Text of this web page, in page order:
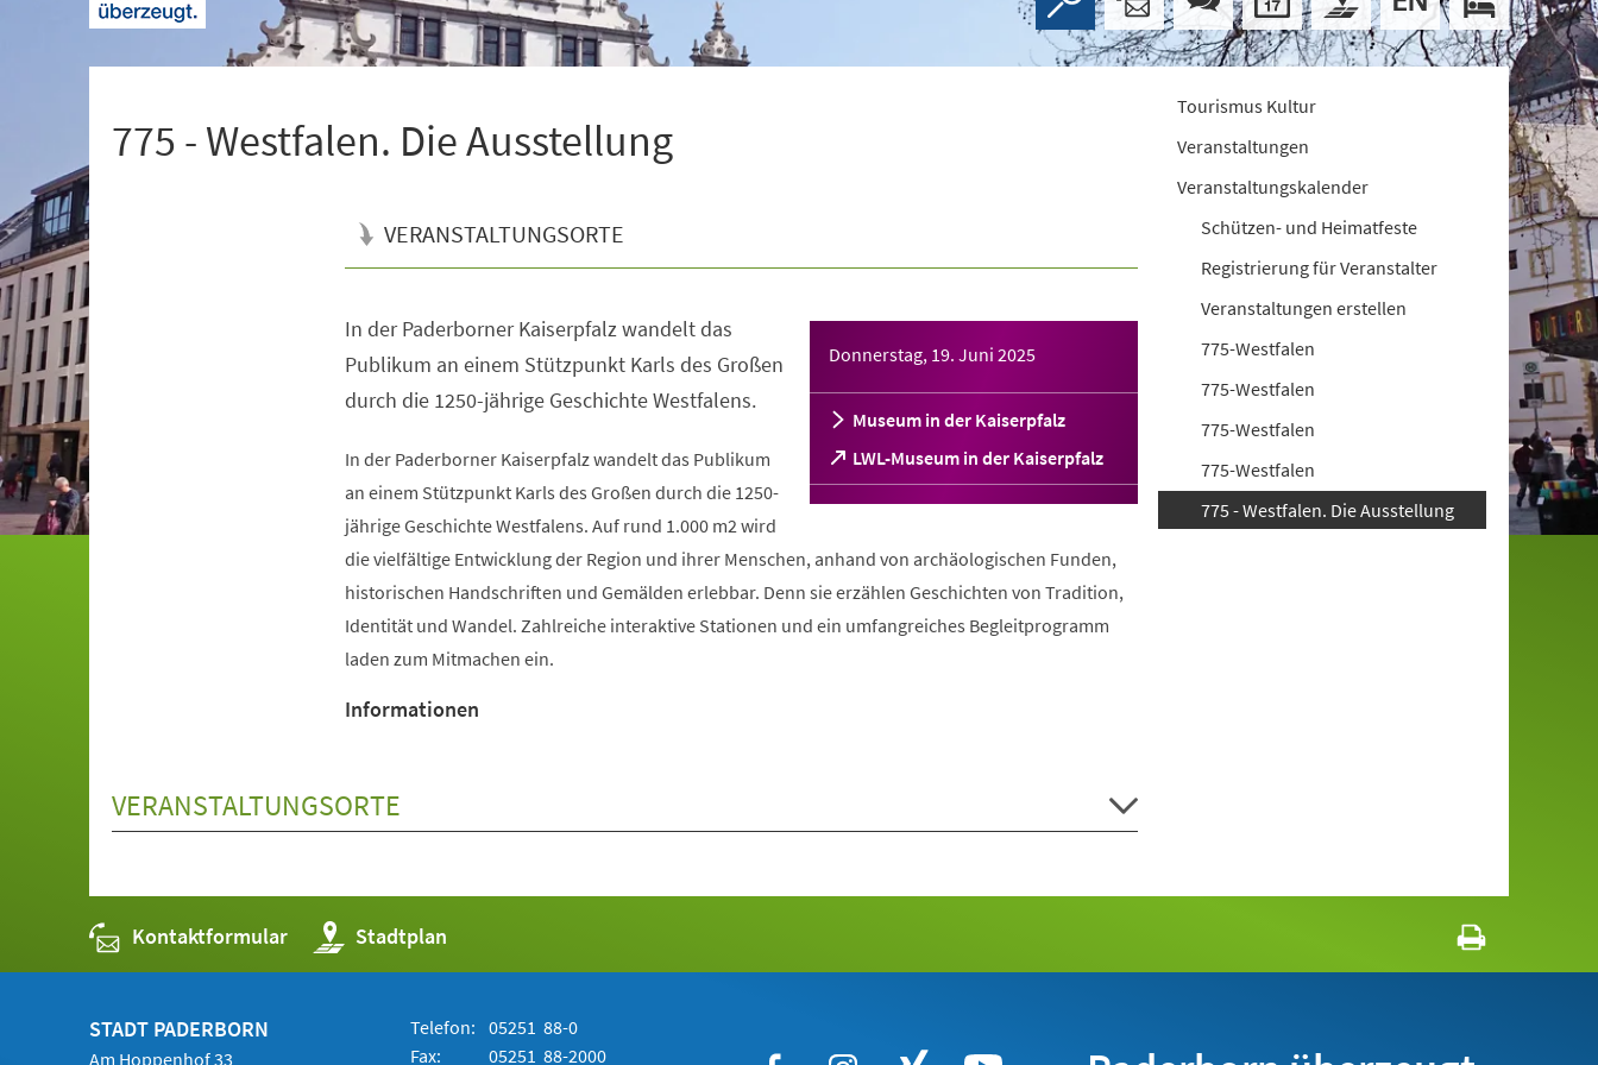
775 - Westfalen. Die Ausstellung
VERANSTALTUNGSORTE
Donnerstag, 19. Juni 2025
Museum in der Kaiserpfalz
LWL-Museum in der Kaiserpfalz
(Öffnet
in
einem
Tab)
In der Paderborner Kaiserpfalz wandelt das
Publikum an einem Stützpunkt Karls des Großen
durch die 1250-jährige Geschichte Westfalens.
In der Paderborner Kaiserpfalz wandelt das Publikum
an einem Stützpunkt Karls des Großen durch die 1250-
jährige Geschichte Westfalens. Auf rund 1.000 m2 wird
die vielfältige Entwicklung der Region und ihrer Menschen, anhand von archäologischen Funden,
historischen Handschriften und Gemälden erlebbar. Denn sie erzählen Geschichten von Tradition,
Identität und Wandel. Zahlreiche interaktive Stationen und ein umfangreiches Begleitprogramm
laden zum Mitmachen ein.
Informationen
VERANSTALTUNGSORTE
Tourismus Kultur
Veranstaltungen
Veranstaltungskalender
Schützen- und Heimatfeste
Registrierung für Veranstalter
Veranstaltungen erstellen
775-Westfalen
775-Westfalen
775-Westfalen
775-Westfalen
775 - Westfalen. Die Ausstellung
Kontaktformular Stadtplan
(Öffnet
in
einem
STADT PADERBORN
Am Hoppenhof 33
Telefon: 05251 88-0
Fax:
05251 88-2000